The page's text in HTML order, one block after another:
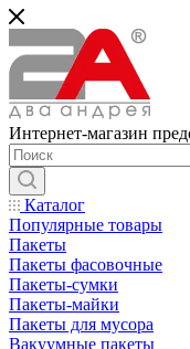
Интернет-магазин
Каталог
Популярные товары
Пакеты
Пакеты фасовочные
Пакеты-сумки
Пакеты-майки
Пакеты для мусора
Вакуумные пакеты